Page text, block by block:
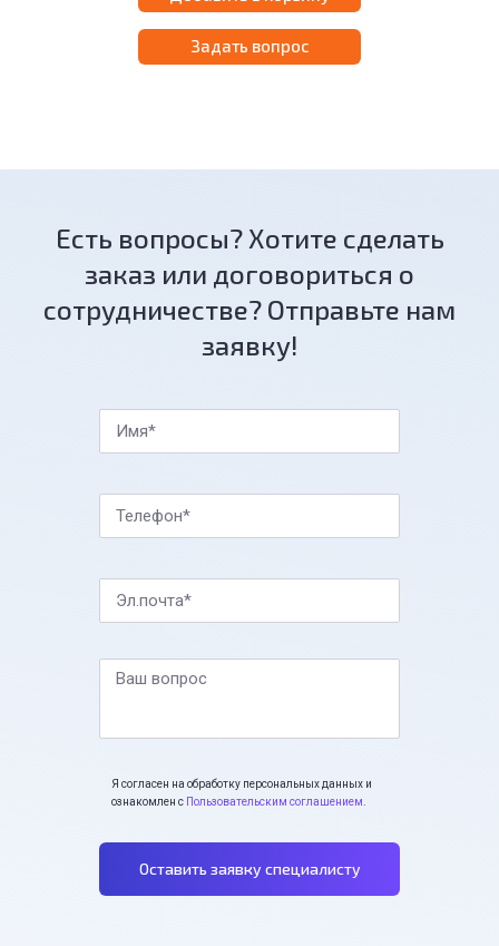
гибридизация in situ (FISH).
Задать вопрос
Есть вопросы? Хотите сделать
заказ или договориться о
сотрудничестве? Отправьте нам
заявку!
Имя*
Телефон*
Эл.почта*
Ваш вопрос
Я согласен на обработку персональных данных и
ознакомлен с Пользовательским соглашением
Оставить заявку специалисту